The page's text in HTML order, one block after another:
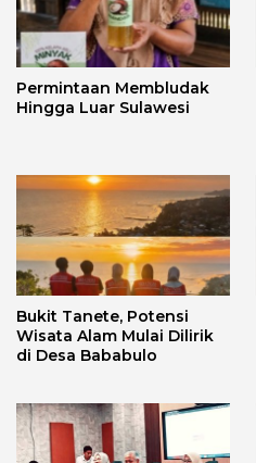
Permintaan Membludak
Hingga Luar Sulawesi
Bukit Tanete, Potensi
Wisata Alam Mulai Dilirik
di Desa Bababulo